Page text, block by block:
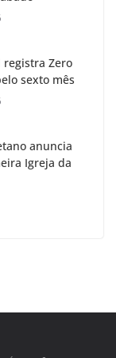
registra Zero
sexto mês
anuncia
Igreja da